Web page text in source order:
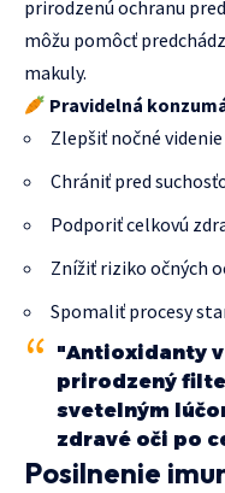
prirodzenú ochranu
môžu pomôcť
makuly.
Pravidelná
Zlepšiť nočné videnie
Chrániť pred
Podporiť celkovú
Znížiť riziko očných
Spomaliť procesy
"Antioxidanty
prirodzený
svetelným
zdravé oči po
Posilnenie